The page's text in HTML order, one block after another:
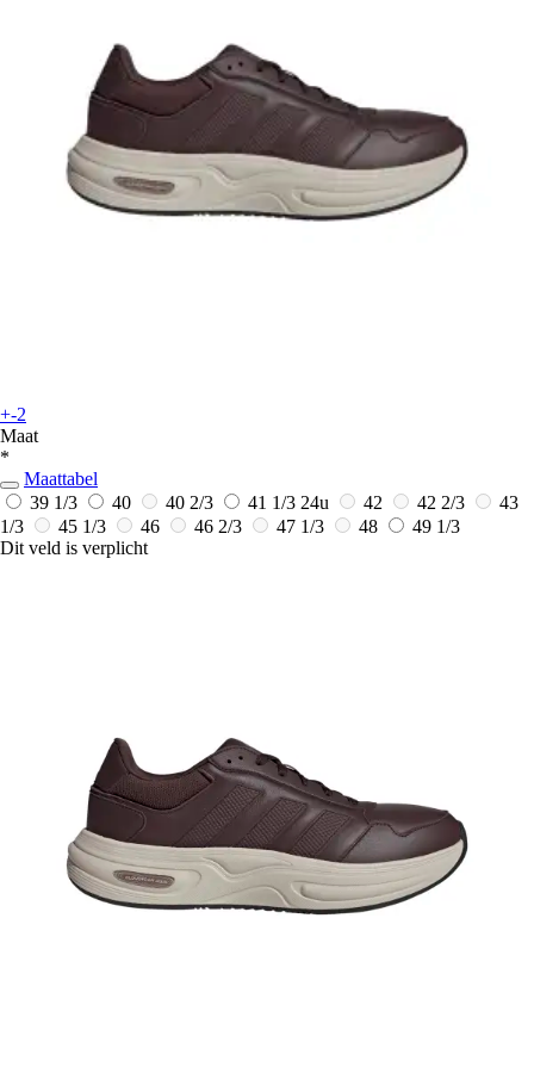
+-2
Maat
*
Maattabel
39 1/3
40 40 2/3 41 1/3 24u 42 42 2/3
43
1/3
45 1/3 46 46 2/3 47 1/3 48
49 1/3
Dit veld is verplicht